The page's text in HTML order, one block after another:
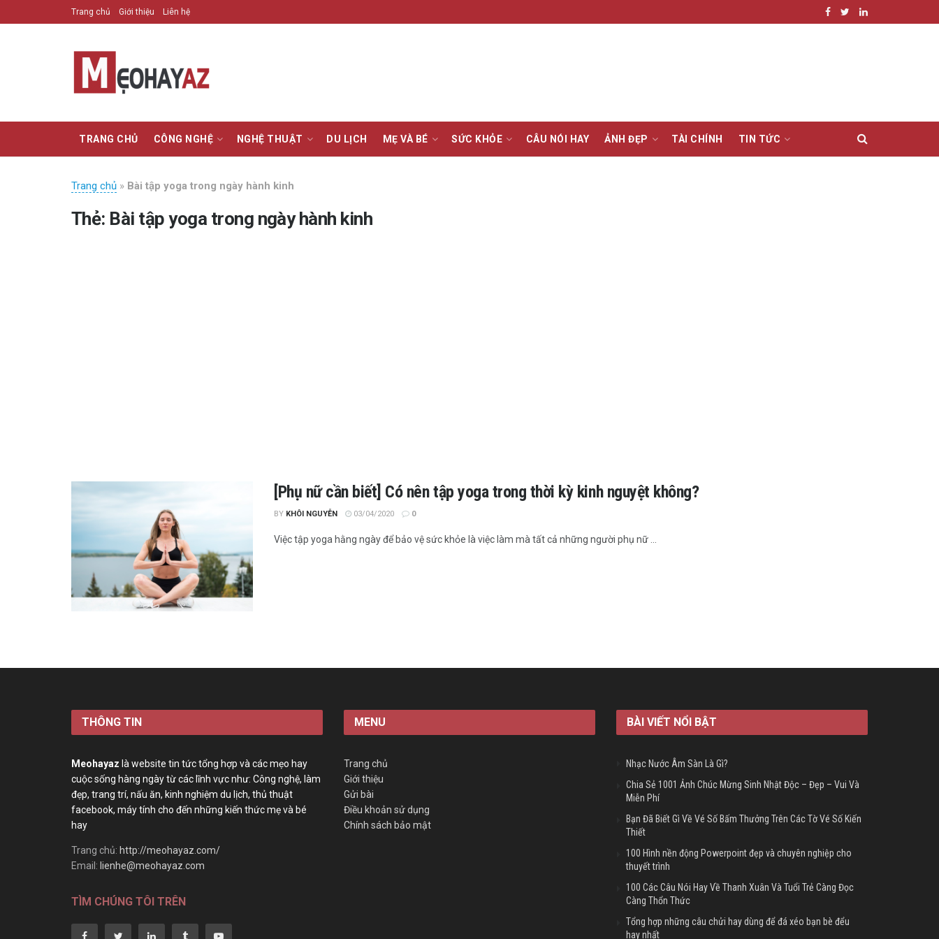
Trang chủ Giới thiệu Liên hệ
TRANG CHỦ CÔNG NGHỆ NGHỆ THUẬT DU LỊCH MẸ VÀ BÉ SỨC KHỎE CÂU NÓI HAY ẢNH ĐẸP TÀI CHÍNH TIN TỨC
Trang chủ » Bài tập yoga trong ngày hành kinh
Thẻ: Bài tập yoga trong ngày hành kinh
[Phụ nữ cần biết] Có nên tập yoga trong thời kỳ kinh nguyệt không?
BY KHÔI NGUYỄN 03/04/2020 0
Việc tập yoga hằng ngày để bảo vệ sức khỏe là việc làm mà tất cả những người phụ nữ ...
THÔNG TIN
Meohayaz là website tin tức tổng hợp và các mẹo hay
cuộc sống hàng ngày từ các lĩnh vực như: Công nghệ, làm
đẹp, trang trí, nấu ăn, kinh nghiệm du lịch, thủ thuật
facebook, máy tính cho đến những kiến thức mẹ và bé
hay
Trang chủ: http://meohayaz.com/
Email: lienhe@meohayaz.com
TÌM CHÚNG TÔI TRÊN
MENU
Trang chủ
Giới thiệu
Gửi bài
Điều khoản sử dụng
Chính sách bảo mật
BÀI VIẾT NỔI BẬT
Nhạc Nước Âm Sàn Là Gì?
Chia Sẻ 1001 Ảnh Chúc Mừng Sinh Nhật Độc – Đẹp – Vui Và
Miễn Phí
Bạn Đã Biết Gì Về Vé Số Bấm Thưởng Trên Các Tờ Vé Số Kiến
Thiết
100 Hình nền động Powerpoint đẹp và chuyên nghiệp cho
thuyết trình
100 Các Câu Nói Hay Về Thanh Xuân Và Tuổi Trẻ Càng Đọc
Càng Thổn Thức
Tổng hợp những câu chửi hay dùng để đá xéo bạn bè đểu
hay nhất